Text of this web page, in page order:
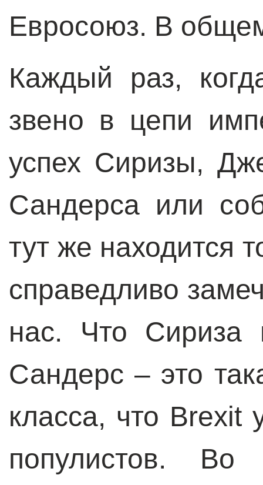
Евросоюз. В
Каждый раз,
звено в цепи
успех Сиризы,
Сандерса или
тут же находится
справедливо
нас. Что Сириза
Сандерс – это
класса, что Brexit
популистов.